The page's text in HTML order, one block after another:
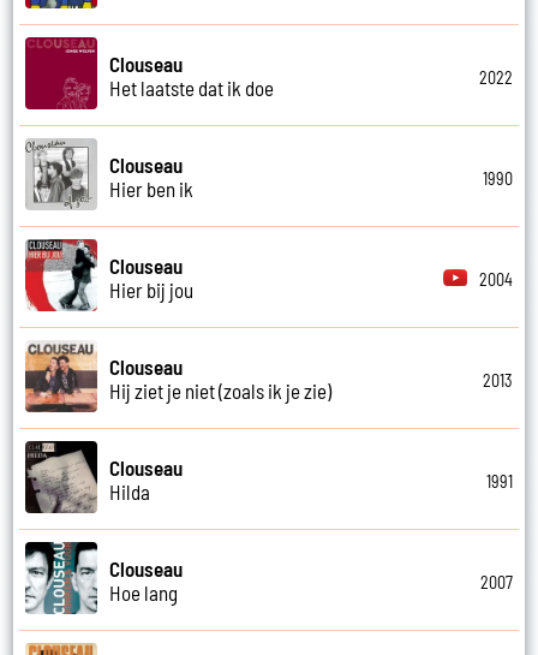
Clouseau
Het laatste dat ik doe
2022
Clouseau
Hier ben ik
1990
Clouseau
Hier bij jou
2004
Clouseau
Hij ziet je niet (zoals ik je zie)
2013
Clouseau
Hilda
1991
Clouseau
Hoe lang
2007